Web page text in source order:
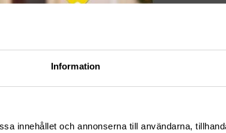
Information
innehållet och annonserna till användarna,